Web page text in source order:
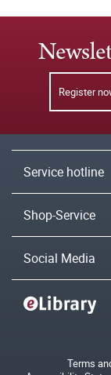
Register
Service hotline
Shop-Service
Social Media
Terms